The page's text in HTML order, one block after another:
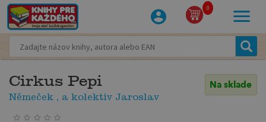
0
Cirkus Pepi
Němeček , a kolektiv Jaroslav
Na sklade